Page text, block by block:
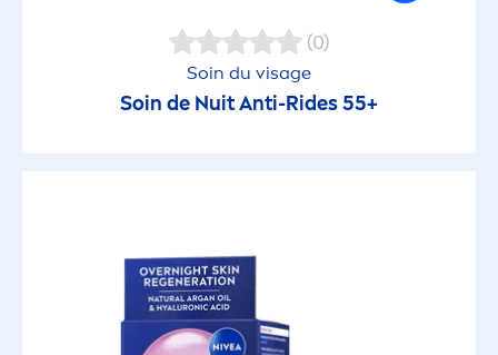
(0)
Soin du visage
Soin de Nuit Anti-Rides 55+